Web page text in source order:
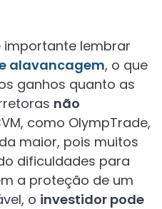
importante lembrar
alavancagem, o que
ganhos quanto as
não
como OlympTrade,
maior, pois muitos
dificuldades para
a proteção de um
o investidor pode